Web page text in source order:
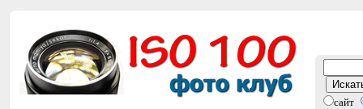
сайт